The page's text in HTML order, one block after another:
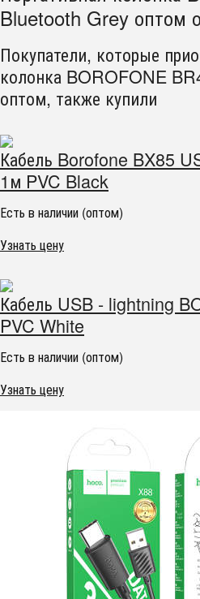
Bluetooth Grey оптом
Покупатели, которые
колонка BOROFONE
оптом, также купили
Кабель Borofone BX85
1м PVC Black
Есть в наличии (оптом)
Узнать цену
Кабель USB - lightning
PVC White
Есть в наличии (оптом)
Узнать цену